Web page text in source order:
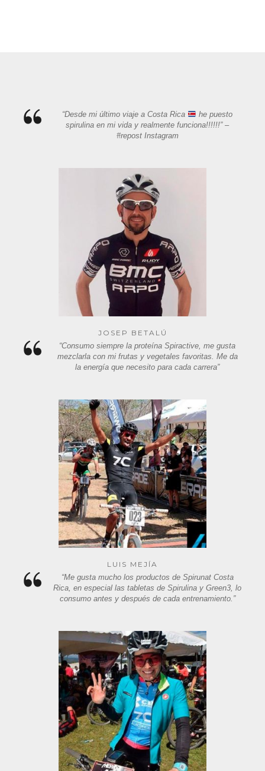
“Desde mi último viaje a Costa Rica
he puesto
spirulina en mi vida y realmente funciona!!!!!!” –
#repost Instagram
JOSEP BETALÚ
“Consumo siempre la proteína Spiractive, me gusta
mezclarla con mi frutas y vegetales favoritas. Me da
la energía que necesito para cada carrera”
LUIS MEJÍA
“Me gusta mucho los productos de Spirunat Costa
Rica, en especial las tabletas de Spirulina y Green3, lo
consumo antes y después de cada entrenamiento.”